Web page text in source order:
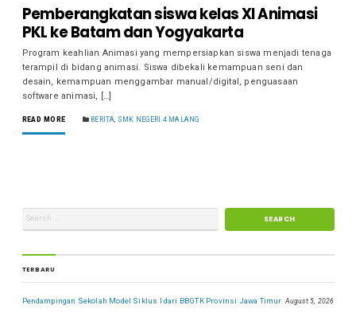
Pemberangkatan siswa kelas XI Animasi
PKL ke Batam dan Yogyakarta
Program keahlian Animasi yang mempersiapkan siswa menjadi tenaga
terampil di bidang animasi. Siswa dibekali kemampuan seni dan
desain, kemampuan menggambar manual/digital, penguasaan
software animasi, […]
READ MORE BERITA SMK NEGERI 4 MALANG
TERBARU
Pendampingan Sekolah Model Siklus I dari BBGTK Provinsi Jawa Timur. August 5, 2026